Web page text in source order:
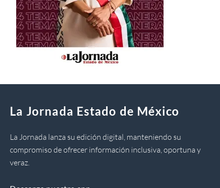
La Jornada Estado de México
La Jornada lanza su edición digital, manteniendo su
compromiso de ofrecer información inclusiva, oportuna y
veraz.